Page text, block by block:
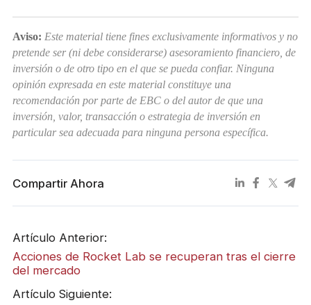
Aviso: Este material tiene fines exclusivamente informativos y no
pretende ser (ni debe considerarse) asesoramiento financiero, de
inversión o de otro tipo en el que se pueda confiar. Ninguna
opinión expresada en este material constituye una
recomendación por parte de EBC o del autor de que una
inversión, valor, transacción o estrategia de inversión en
particular sea adecuada para ninguna persona específica.
Compartir Ahora
Artículo Anterior:
Acciones de Rocket Lab se recuperan tras el cierre
del mercado
Artículo Siguiente: